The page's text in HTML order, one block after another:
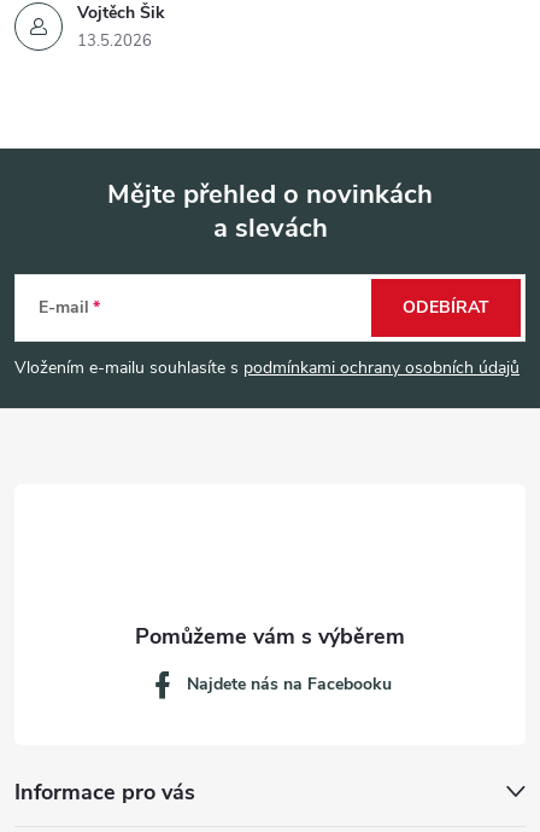
Vojtěch Šik
13.5.2026
p
Mějte přehled o novinkách
a slevách
E-mail
Vložením e-mailu souhlasíte s podmínkami ochrany osobních údajů
ODEBÍRAT
Informace pro vás
Najdete nás na Facebooku